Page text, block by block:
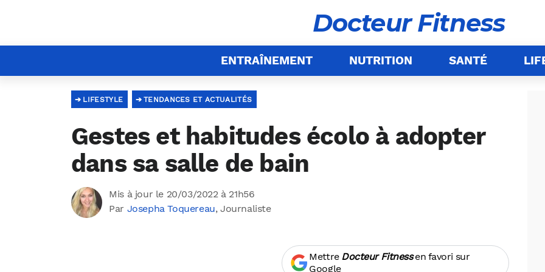
Docteur Fitness
ENTRAÎNEMENT NUTRITION SANTÉ
TENDANCES ET ACTUALITÉS
LIFESTYLE
Gestes et habitudes écolo à adopter
dans sa salle de bain
Mis à jour le 20/03/2022 à 21h56
Par Josepha Toquereau, Journaliste
Mettre Docteur Fitnessen favori sur
Google